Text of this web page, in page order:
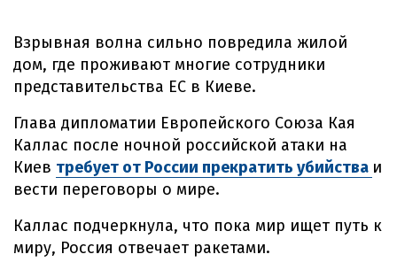
Взрывная волна сильно повредила жилой
дом, где проживают многие сотрудники
представительства ЕС в Киеве.
Глава дипломатии Европейского Союза Кая
Каллас после ночной российской атаки на
Киев требует от России прекратить убийства и
вести переговоры о мире.
Каллас подчеркнула, что пока мир ищет путь к
миру, Россия отвечает ракетами.